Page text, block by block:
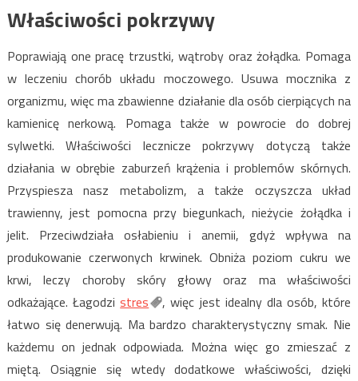
Właściwości pokrzywy
Poprawiają one pracę trzustki, wątroby oraz żołądka. Pomaga
w leczeniu chorób układu moczowego. Usuwa mocznika z
organizmu, więc ma zbawienne działanie dla osób cierpiących na
kamienicę nerkową. Pomaga także w powrocie do dobrej
sylwetki. Właściwości lecznicze pokrzywy dotyczą także
działania w obrębie zaburzeń krążenia i problemów skórnych.
Przyspiesza nasz metabolizm, a także oczyszcza układ
trawienny, jest pomocna przy biegunkach, nieżycie żołądka i
jelit. Przeciwdziała osłabieniu i anemii, gdyż wpływa na
produkowanie czerwonych krwinek. Obniża poziom cukru we
krwi, leczy choroby skóry głowy oraz ma właściwości
odkażające. Łagodzistres
, więc jest idealny dla osób, które
łatwo się denerwują. Ma bardzo charakterystyczny smak. Nie
każdemu on jednak odpowiada. Można więc go zmieszać z
miętą. Osiągnie się wtedy dodatkowe właściwości, dzięki